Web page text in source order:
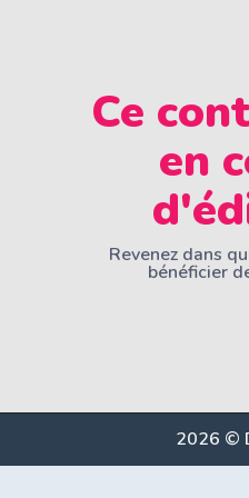
Ce
en
Revenez dans
bénéficier
2026 ©